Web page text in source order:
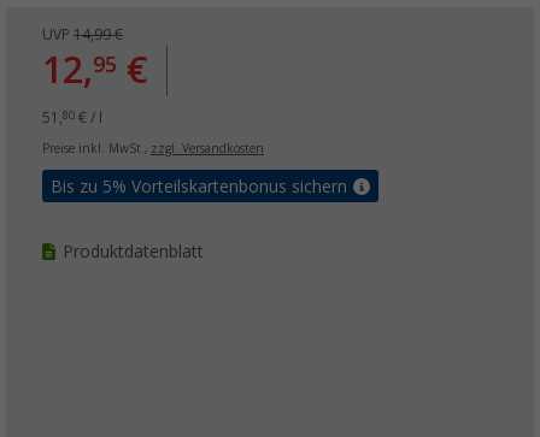
UVP 14,99 €
12,95 €
51,80 € / l
Preise inkl. MwSt., zzgl. Versandkosten
Bis zu 5% Vorteilskartenbonus sichern
Produktdatenblatt